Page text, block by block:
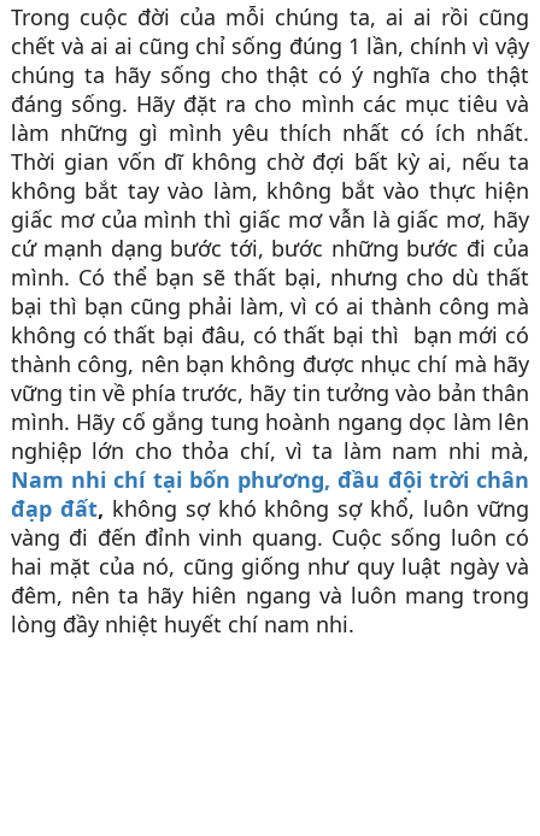
Trong cuộc đời của mỗi chúng ta, ai ai rồi cũng
chết và ai ai cũng chỉ sống đúng 1 lần, chính vì vậy
chúng ta hãy sống cho thật có ý nghĩa cho thật
đáng sống. Hãy đặt ra cho mình các mục tiêu và
làm những gì mình yêu thích nhất có ích nhất.
Thời gian vốn dĩ không chờ đợi bất kỳ ai, nếu ta
không bắt tay vào làm, không bắt vào thực hiện
giấc mơ của mình thì giấc mơ vẫn là giấc mơ, hãy
cứ mạnh dạng bước tới, bước những bước đi của
mình. Có thể bạn sẽ thất bại, nhưng cho dù thất
bại thì bạn cũng phải làm, vì có ai thành công mà
không có thất bại đâu, có thất bại thì bạn mới có
thành công, nên bạn không được nhục chí mà hãy
vững tin về phía trước, hãy tin tưởng vào bản thân
mình. Hãy cố gắng tung hoành ngang dọc làm lên
nghiệp lớn cho thỏa chí, vì ta làm nam nhi mà,
Nam nhi chí tại bốn phương, đầu đội trời chân
đạp đất, không sợ khó không sợ khổ, luôn vững
vàng đi đến đỉnh vinh quang. Cuộc sống luôn có
hai mặt của nó, cũng giống như quy luật ngày và
đêm, nên ta hãy hiên ngang và luôn mang trong
lòng đầy nhiệt huyết chí nam nhi.